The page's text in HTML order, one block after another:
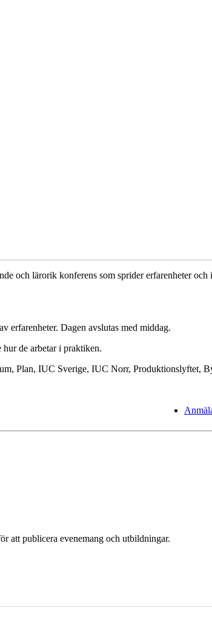
och lärorik konferens som sprider erfarenheter
erfarenheter. Dagen avslutas med middag.
de arbetar i praktiken.
Plan, IUC Sverige, IUC Norr, Produktionslyftet,
att publicera evenemang och utbildningar.